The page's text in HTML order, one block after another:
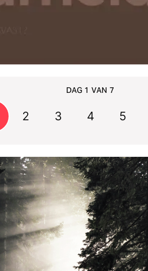
DAG 1 VAN 7
2 3 4 5